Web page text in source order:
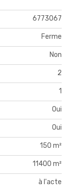
6773067
Ferme
Non
2
1
Oui
Oui
150 m²
11400 m²
à l'acte